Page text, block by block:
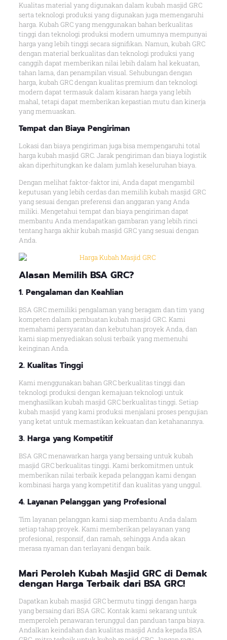
Kualitas material yang digunakan dalam kubah masjid GRC
serta teknologi produksi yang digunakan juga memengaruhi
harga. Kubah GRC yang menggunakan bahan berkualitas
tinggi dan teknologi produksi modern umumnya mempunyai
harga yang lebih tinggi secara signifikan. Namun, kubah GRC
dengan material berkualitas dan teknologi produksi yang
canggih dapat memberikan nilai lebih dalam hal kekuatan,
tahan lama, dan penampilan visual. Sehubungan dengan
harga, kubah GRC dengan kualitas premium dan teknologi
modern dapat termasuk dalam kisaran harga yang lebih
mahal, tetapi dapat memberikan kepastian mutu dan kinerja
yang memuaskan.
Tempat dan Biaya Pengiriman
Lokasi dan biaya pengiriman juga bisa mempengaruhi total
harga kubah masjid GRC. Jarak pengiriman dan biaya logistik
akan diperhitungkan ke dalam jumlah keseluruhan biaya.
Dengan melihat faktor-faktor ini, Anda dapat mengambil
keputusan yang lebih cerdas dan memilih kubah masjid GRC
yang sesuai dengan preferensi dan anggaran yang Anda
miliki. Mengetahui tempat dan biaya pengiriman dapat
membantu Anda mendapatkan gambaran yang lebih rinci
tentang harga akhir kubah masjid GRC yang sesuai dengan
Anda.
Alasan Memilih BSA GRC?
1. Pengalaman dan Keahlian
BSA GRC memiliki pengalaman yang beragam dan tim yang
kompeten dalam pembuatan kubah masjid GRC. Kami
memahami persyaratan dan kebutuhan proyek Anda, dan
kami siap menyediakan solusi terbaik yang memenuhi
keinginan Anda.
2. Kualitas Tinggi
Kami menggunakan bahan GRC berkualitas tinggi dan
teknologi produksi dengan kemajuan teknologi untuk
menghasilkan kubah masjid GRC berkualitas tinggi. Setiap
kubah masjid yang kami produksi menjalani proses pengujian
yang ketat untuk memastikan kekuatan dan ketahanannya.
3. Harga yang Kompetitif
BSA GRC menawarkan harga yang bersaing untuk kubah
masjid GRC berkualitas tinggi. Kami berkomitmen untuk
memberikan nilai terbaik kepada pelanggan kami dengan
kombinasi harga yang kompetitif dan kualitas yang unggul.
4. Layanan Pelanggan yang Profesional
Tim layanan pelanggan kami siap membantu Anda dalam
setiap tahap proyek. Kami memberikan pelayanan yang
profesional, responsif, dan ramah, sehingga Anda akan
merasa nyaman dan terlayani dengan baik.
Mari Peroleh Kubah Masjid GRC di Demak
dengan Harga Terbaik dari BSA GRC!
Dapatkan kubah masjid GRC bermutu tinggi dengan harga
yang bersaing dari BSA GRC. Kontak kami sekarang untuk
memperoleh penawaran terunggul dan panduan tanpa biaya.
Andalkan keindahan dan kualitas masjid Anda kepada BSA